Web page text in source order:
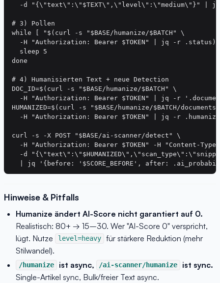
-d "{\"text\":\"$TEXT\",\"level\":\"medium\"}" |
# 3) Pollen
while [ "$(curl -s "$BASE/humanize/$BATCH" \
-H "Authorization: Bearer $TOKEN" | jq -r
  sleep 5
done
# 4) Humanisierten Text + neue Detection
DOC_ID=$(curl -s "$BASE/humanize/$BATCH" \
-H "Authorization: Bearer $TOKEN" | jq -r
HUMANIZED=$(curl -s "$BASE/humanize/$BATCH/
-H "Authorization: Bearer $TOKEN" | jq -r
curl -s -X POST "$BASE/ai-scanner/detect" \
-H "Authorization: Bearer $TOKEN" -H "Content-
-d
Hinweise & Pitfalls
Humanize ändert AI-Score nicht garantiert auf 0.
Realistisch: 80+ → 15–30. Wer "AI-Score 0" verspricht,
lügt. Nutze
level=heavy
für stärkere Reduktion (mehr
Stilwandel).
/humanize ist async, /ai-scanner/humanize
ist sync.
Single-Artikel sync, Bulk/freier Text async.